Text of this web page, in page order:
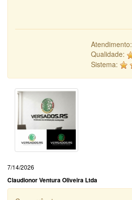
Atendimento:
Qualidade:
Sistema:
7/14/2026
Claudionor Ventura Oliveira Ltda